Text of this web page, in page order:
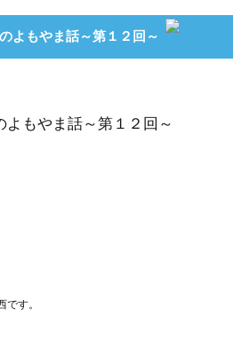
よもやま話～第１２回～
よもやま話～第１２回～
です。